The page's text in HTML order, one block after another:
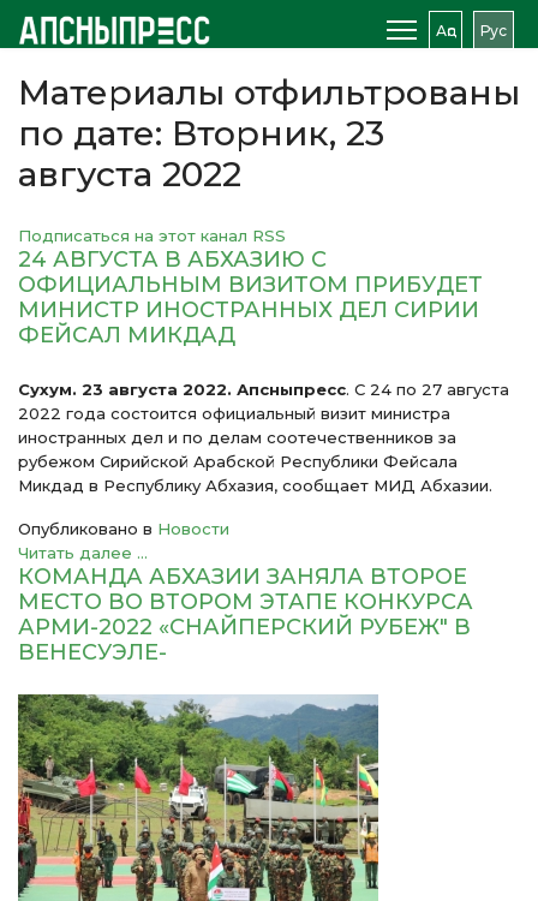
Аԥс Рус
Материалы отфильтрованы
по дате: Вторник, 23
августа 2022
Подписаться на этот канал RSS
24 АВГУСТА В АБХАЗИЮ С
ОФИЦИАЛЬНЫМ ВИЗИТОМ ПРИБУДЕТ
МИНИСТР ИНОСТРАННЫХ ДЕЛ СИРИИ
ФЕЙСАЛ МИКДАД
Сухум. 23 августа 2022. Апсныпресс. С 24 по 27 августа
2022 года состоится официальный визит министра
иностранных дел и по делам соотечественников за
рубежом Сирийской Арабской Республики Фейсала
Микдад в Республику Абхазия, сообщает МИД Абхазии.
Опубликовано в Новости
Читать далее ...
КОМАНДА АБХАЗИИ ЗАНЯЛА ВТОРОЕ
МЕСТО ВО ВТОРОМ ЭТАПЕ КОНКУРСА
АРМИ-2022 «СНАЙПЕРСКИЙ РУБЕЖ" В
ВЕНЕСУЭЛЕ-